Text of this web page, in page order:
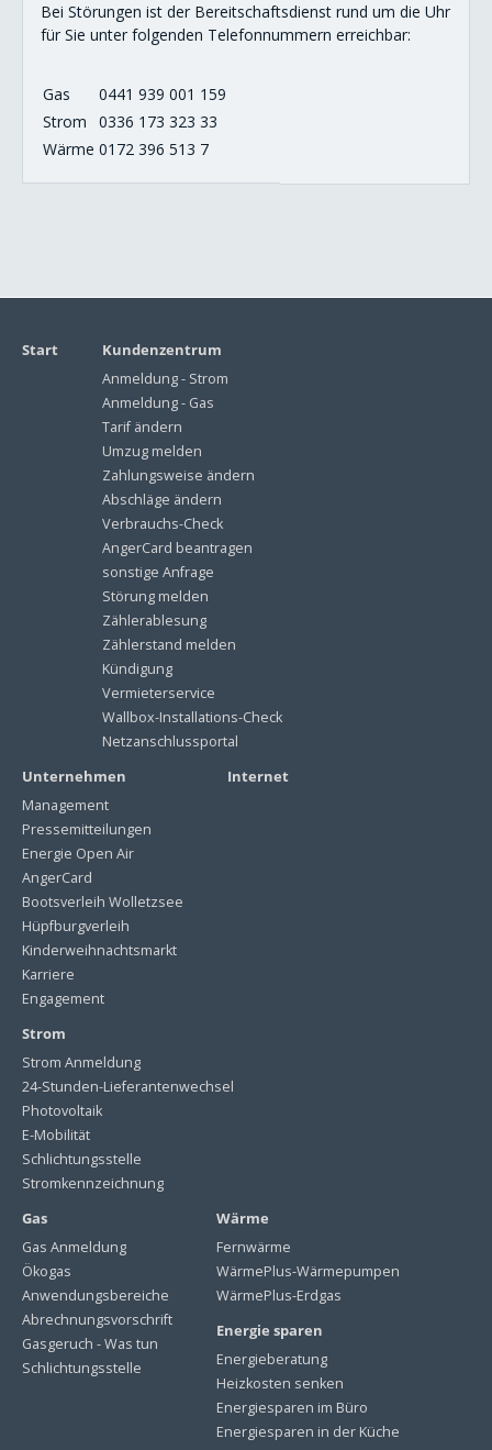
Bei Störungen ist der Bereitschaftsdienst rund um die Uhr
für Sie unter folgenden Telefonnummern erreichbar:
Gas
0441 939 001 159
Strom
0336 173 323 33
Wärme 0172 396 513 7
Start
Kundenzentrum
Anmeldung - Strom
Anmeldung - Gas
Tarif ändern
Umzug melden
Zahlungsweise ändern
Abschläge ändern
Verbrauchs-Check
AngerCard beantragen
sonstige Anfrage
Störung melden
Zählerablesung
Zählerstand melden
Kündigung
Vermieterservice
Wallbox-Installations-Check
Netzanschlussportal
Unternehmen
Management
Pressemitteilungen
Energie Open Air
AngerCard
Bootsverleih Wolletzsee
Hüpfburgverleih
Kinderweihnachtsmarkt
Karriere
Engagement
Internet
Strom
Strom Anmeldung
24-Stunden-Lieferantenwechsel
Photovoltaik
E-Mobilität
Schlichtungsstelle
Stromkennzeichnung
Gas
Gas Anmeldung
Ökogas
Anwendungsbereiche
Abrechnungsvorschrift
Gasgeruch - Was tun
Schlichtungsstelle
Wärme
Fernwärme
WärmePlus-Wärmepumpen
WärmePlus-Erdgas
Energie sparen
Energieberatung
Heizkosten senken
Energiesparen im Büro
Energiesparen in der Küche